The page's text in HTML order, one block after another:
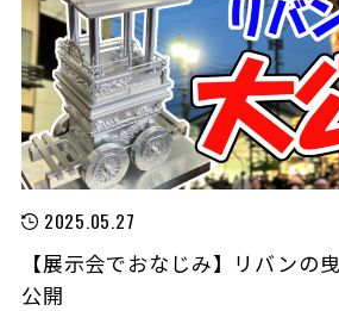
2025.05.27
【展示会でおなじみ】リバンの
公開